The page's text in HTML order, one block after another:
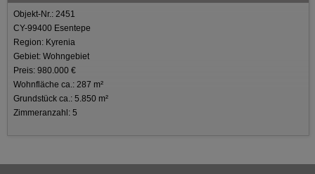
Objekt-Nr.: 2451
CY-99400 Esentepe
Region: Kyrenia
Gebiet: Wohngebiet
Preis: 980.000 €
Wohnfläche ca.: 287 m²
Grundstück ca.: 5.850 m²
Zimmeranzahl: 5